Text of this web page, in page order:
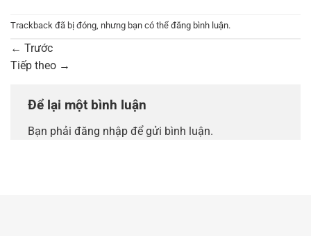
Trackback đã bị đóng, nhưng bạn có thể đăng bình luận.
← Trước
Tiếp theo →
Để lại một bình luận
Bạn phải đăng nhập để gửi bình luận.